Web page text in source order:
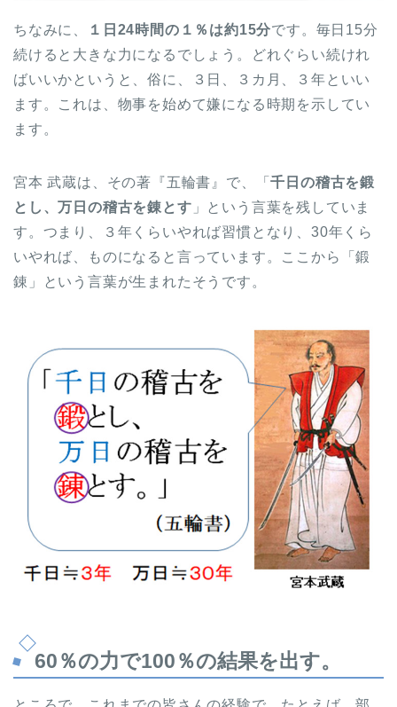
ちなみに、 １日24時間の１％は約15分です。毎日15分
続けると大きな力になるでしょう。どれぐらい続けれ
ばいいかというと、俗に、３日、３カ月、３年といい
ます。これは、物事を始めて嫌になる時期を示してい
ます。
宮本 武蔵は、その著『五輪書』で、「千日の稽古を鍛
とし、万日の稽古を錬とす 」という言葉を残していま
す。つまり、３年くらいやれば習慣となり、30年くら
いやれば、ものになると言っています。ここから「鍛
錬」という言葉が生まれたそうです。
60％の力で100％の結果を出す。